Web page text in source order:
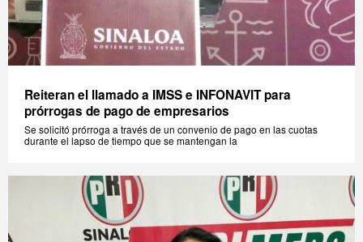
Reiteran el llamado a IMSS e INFONAVIT para
prórrogas de pago de empresarios
Se solicitó prórroga a través de un convenio de pago en las cuotas
durante el lapso de tiempo que se mantengan la